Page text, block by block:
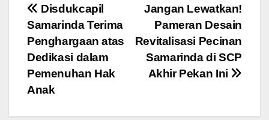
Navigasi
pos
Jangan Lewatkan!
Pameran Desain
Revitalisasi Pecinan
Samarinda di SCP
Akhir Pekan Ini
Disdukcapil
Samarinda Terima
Penghargaan atas
Dedikasi dalam
Pemenuhan Hak
Anak